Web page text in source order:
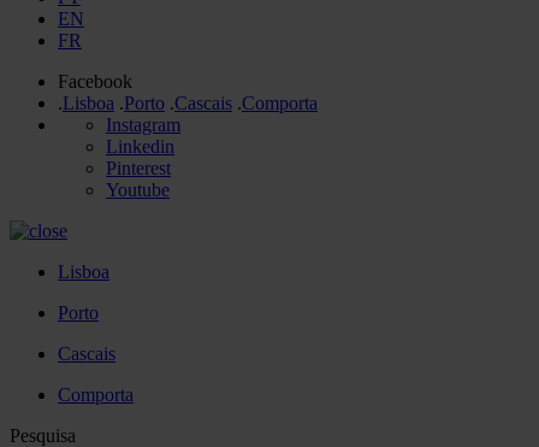
EN
FR
Facebook
.Lisboa .Porto .Cascais .Comporta
Instagram
Linkedin
Pinterest
Youtube
Lisboa
Porto
Cascais
Comporta
Pesquisa